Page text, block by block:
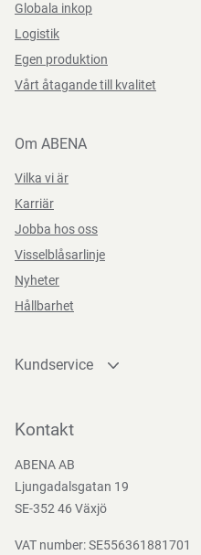
Globala inkop
Logistik
Egen produktion
Vårt åtagande till kvalitet
Om ABENA
Vilka vi är
Karriär
Jobba hos oss
Visselblåsarlinje
Nyheter
Hållbarhet
Kundservice
Bli kund
Nedladdningar
Kontakt
ABENA AB
Ljungadalsgatan 19
SE-352 46 Växjö
VAT number: SE556361881701